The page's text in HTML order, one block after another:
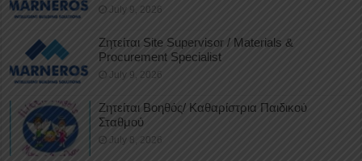
July 9, 2026
Ζητείται Site Supervisor / Materials &
Procurement Specialist
July 9, 2026
Ζητείται Βοηθός/ Καθαρίστρια Παιδικού
Σταθμού
July 8, 2026